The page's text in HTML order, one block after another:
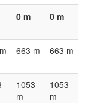
0 m 0 m
663 m 663 m
1053
m
1053
m